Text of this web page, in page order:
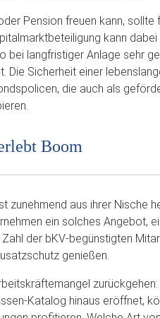
Pension freuen kann,
kann
bei langfristiger Anlage sehr
Sicherheit einer
die auch als
Boom
zunehmend aus ihrer Nische
ein solches Angebot,
der bKV-begünstigten
genießen.
Katalog hinaus eröffnet,